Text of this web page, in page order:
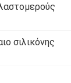
σιλικόνης